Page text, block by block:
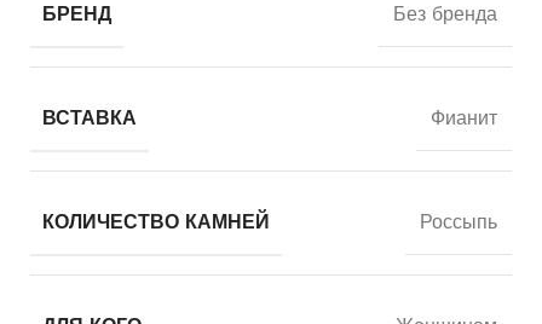
БРЕНД Без бренда
ВСТАВКА Фианит
КОЛИЧЕСТВО КАМНЕЙ Россыпь